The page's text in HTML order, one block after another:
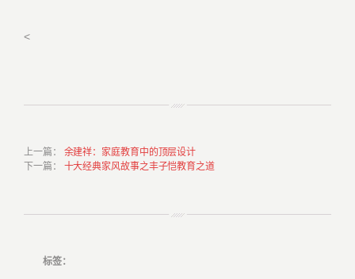
<
上一篇 ： 余建祥：家庭教育中的顶层设计
下一篇 ： 十大经典家风故事之丰子恺教育之道
标签：